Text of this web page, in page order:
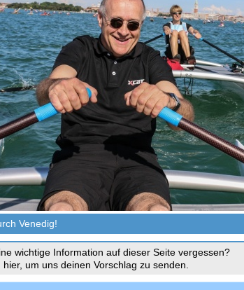
Venedig!
wichtige Information auf dieser Seite vergessen?
hier, um uns deinen Vorschlag zu senden.